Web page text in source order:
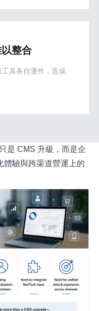
整合
具各自運作，造成
是 CMS 升級，而是企
體驗與跨渠道營運上的